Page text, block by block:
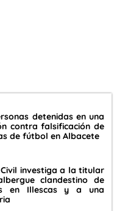
detenidas en una
contra falsificación de
de fútbol en Albacete
investiga a la titular
clandestino de
en Illescas y a una